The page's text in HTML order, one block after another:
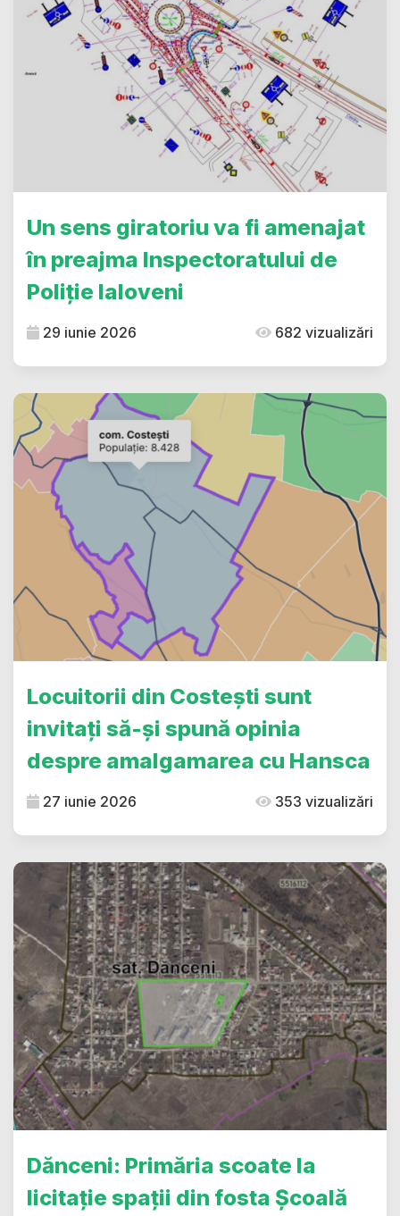
Un sens giratoriu va fi amenajat
în preajma Inspectoratului de
Poliție Ialoveni
29 iunie 2026 682 vizualizări
Locuitorii din Costești sunt
invitați să-și spună opinia
despre amalgamarea cu Hansca
27 iunie 2026 353 vizualizări
Dănceni: Primăria scoate la
licitație spații din fosta Școală